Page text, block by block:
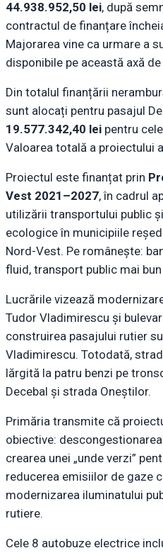
44.938.952,50 lei, după
contractul de finanțare
Majorarea vine ca urmare a
disponibile pe această axă
Din totalul finanțării
sunt alocați pentru pasajul
19.577.342,40 lei pentru
Valoarea totală a proiectului
Proiectul este finanțat prin
Vest 2021–2027, în cadrul
utilizării transportului public
ecologice în municipiile
Nord-Vest. Pe românește:
fluid, transport public mai
Lucrările vizează
Tudor Vladimirescu și
construirea pasajului rutier
Vladimirescu. Totodată,
lărgită la patru benzi pe
Decebal și strada Oneștilor.
Primăria transmite că
obiective:
crearea unei „unde verzi”
reducerea emisiilor de gaze
modernizarea iluminatului
rutiere.
Cele 8 autobuze electrice